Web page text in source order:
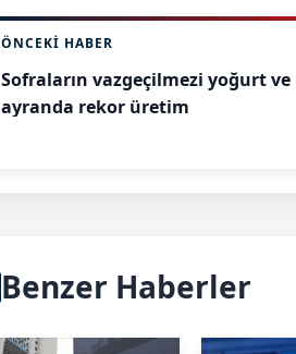
ÖNCEKI HABER
Sofraların vazgeçilmezi yoğurt ve
ayranda rekor üretim
Benzer Haberler